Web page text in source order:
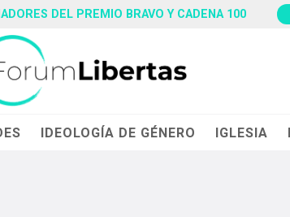
DEL PREMIO BRAVO Y CADENA 100
IDEOLOGÍA DE GÉNERO IGLESIA